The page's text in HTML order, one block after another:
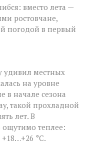
с
сюрпризом:
1 июня
в
за
пять
лет
вместо лета —
ростовчане,
погодой в первый
удивил местных
на уровне
в начале сезона
такой прохладной
лет. В
теплее:
°C.